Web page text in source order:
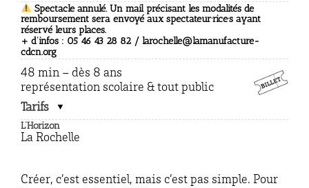
Spectacle annulé. Un mail précisant les modalités de
remboursement sera envoyé aux spectateur·rice·s ayant
réservé leurs places.
+ d’infos : 05 46 43 28 82 / larochelle@lamanufacture-
cdcn.org
48 min – dès 8 ans
représentation scolaire & tout public
Tarifs
L’Horizon
La Rochelle
Créer, c’est essentiel, mais c’est pas simple. Pour